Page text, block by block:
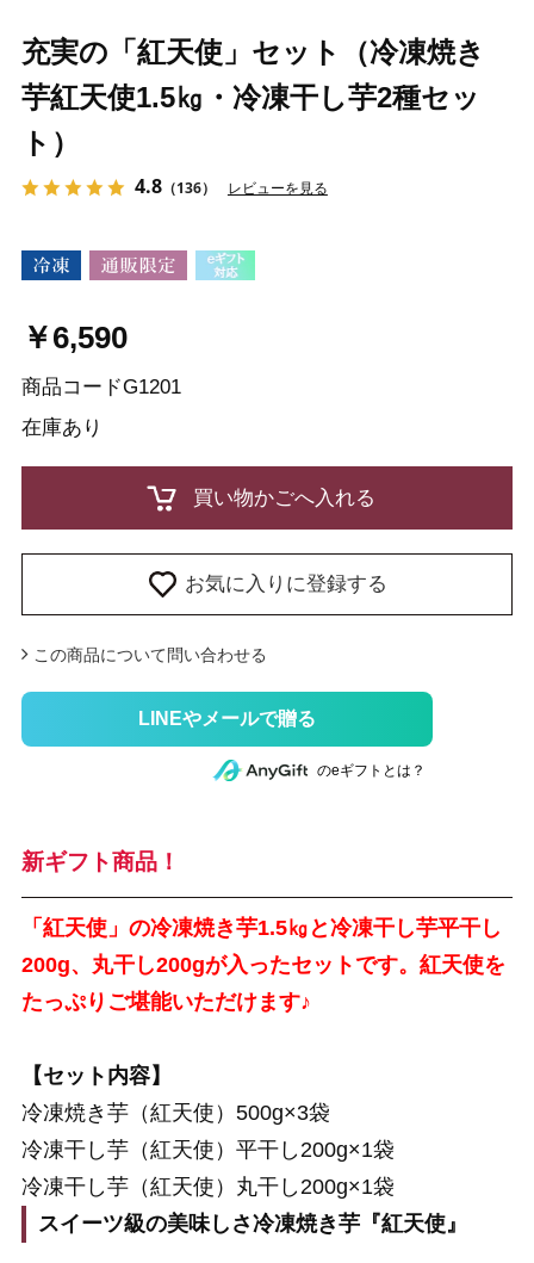
充実の「紅天使」セット（冷凍焼き
芋紅天使1.5㎏・冷凍干し芋2種セッ
ト）
4.8（136） レビューを見る
￥6,590
商品コードG1201
在庫あり
お気に入りに登録する
この商品について問い合わせる
のeギフトとは？
新ギフト商品！
「紅天使」の冷凍焼き芋1.5㎏と冷凍干し芋平干し
200g、丸干し200gが入ったセットです。紅天使を
たっぷりご堪能いただけます♪
【セット内容】
冷凍焼き芋（紅天使）500g×3袋
冷凍干し芋（紅天使）平干し200g×1袋
冷凍干し芋（紅天使）丸干し200g×1袋
スイーツ級の美味しさ冷凍焼き芋『紅天使』